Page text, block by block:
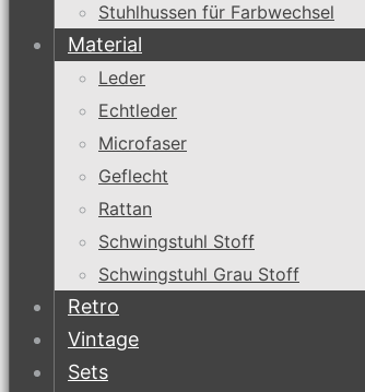
Stuhlhussen für Farbwechsel
Material
Leder
Echtleder
Microfaser
Geflecht
Rattan
Schwingstuhl Stoff
Schwingstuhl Grau Stoff
Retro
Vintage
Sets